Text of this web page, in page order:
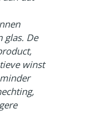
glas. De
winst